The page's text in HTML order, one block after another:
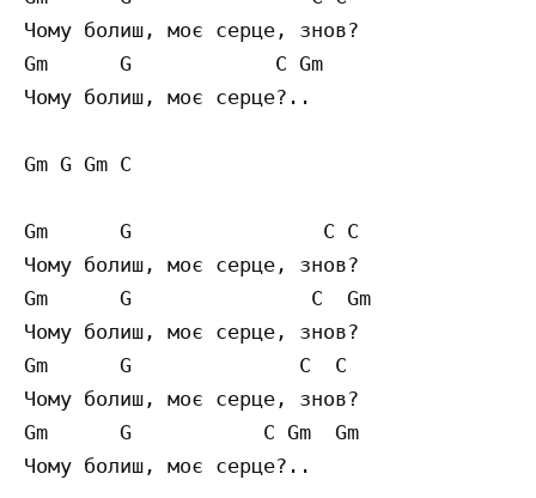
Чому болиш, моє серце, знов?
Gm      G            C Gm
Чому болиш, моє серце?..
Gm G Gm C
Gm      G                C C
Чому болиш, моє серце, знов?
Gm      G               C  Gm
Чому болиш, моє серце, знов?
Gm      G              C  C
Чому болиш, моє серце, знов?
Gm      G           C Gm  Gm
Чому болиш, моє серце?..